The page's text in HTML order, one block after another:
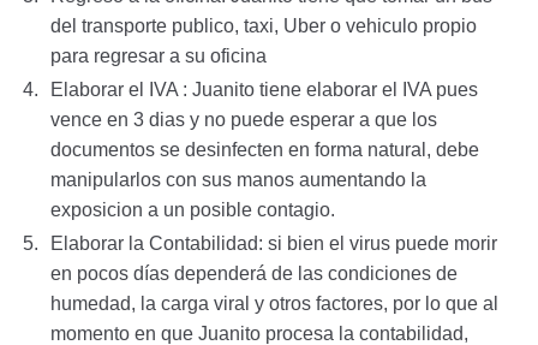
del transporte publico, taxi, Uber o vehiculo propio
para regresar a su oficina
Elaborar el IVA : Juanito tiene elaborar el IVA pues
vence en 3 dias y no puede esperar a que los
documentos se desinfecten en forma natural, debe
manipularlos con sus manos aumentando la
exposicion a un posible contagio.
Elaborar la Contabilidad: si bien el virus puede morir
en pocos días dependerá de las condiciones de
humedad, la carga viral y otros factores, por lo que al
momento en que Juanito procesa la contabilidad,